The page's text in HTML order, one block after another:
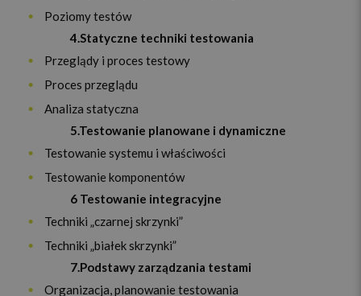
Poziomy testów
4.Statyczne techniki testowania
Przeglądy i proces testowy
Proces przeglądu
Analiza statyczna
5.Testowanie planowane i dynamiczne
Testowanie systemu i właściwości
Testowanie komponentów
6 Testowanie integracyjne
Techniki „czarnej skrzynki”
Techniki „białek skrzynki”
7.Podstawy zarządzania testami
Organizacja, planowanie testowania